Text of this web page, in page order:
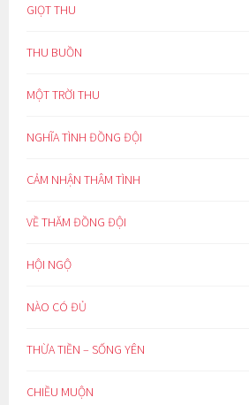
GIỌT THU
THU BUỒN
MỘT TRỜI THU
NGHĨA TÌNH ĐỒNG ĐỘI
CẢM NHẬN THÂM TÌNH
VỀ THĂM ĐỒNG ĐỘI
HỘI NGỘ
NÀO CÓ ĐỦ
THỪA TIỀN – SỐNG YÊN
CHIỀU MUỘN